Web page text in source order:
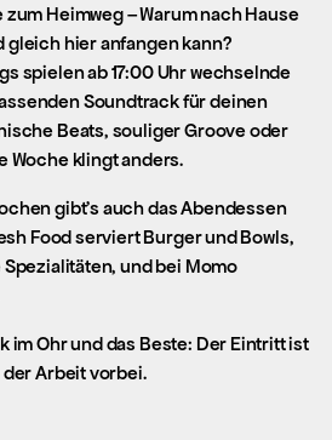
Heimweg – Warum nach Hause
gleich hier anfangen kann?
spielen ab 17:00 Uhr wechselnde
Soundtrack für deinen
Beats, souliger Groove oder
Woche klingt anders.
gibt’s auch das Abendessen
Food serviert Burger und Bowls,
und bei Momo
im Ohr und das Beste: Der Eintritt ist
Arbeit vorbei.